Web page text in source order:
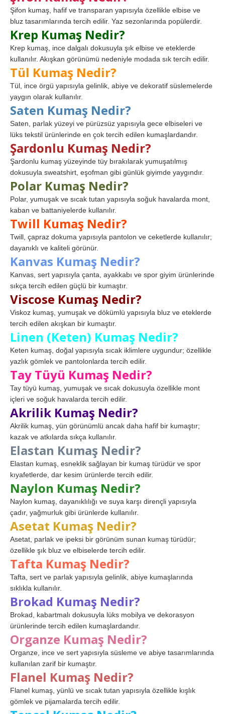
Şifon kumaş, hafif ve transparan yapısıyla özellikle elbise ve
bluz tasarımlarında tercih edilir. Yaz sezonlarında popülerdir.
Krep Kumaş Nedir?
Krep kumaş, ince dalgalı dokusuyla şık elbise ve eteklerde
kullanılır. Akışkan görünümü nedeniyle modada sık tercih edilir.
Tül Kumaş Nedir?
Tül, ince örgü yapısıyla gelinlik, abiye ve dekoratif süslemelerde
yaygın olarak kullanılır.
Saten Kumaş Nedir?
Saten, parlak yüzeyi ve pürüzsüz yapısıyla gece elbiseleri ve
lüks tekstil ürünlerinde en çok tercih edilen kumaşlardandır.
Şardonlu Kumaş Nedir?
Şardonlu kumaş yüzeyinde tüy bırakılarak yumuşatılmış
dokusuyla sweatshirt, eşofman gibi günlük giyimde yaygındır.
Polar Kumaş Nedir?
Polar, yumuşak ve sıcak tutan yapısıyla soğuk havalarda mont,
kaban ve battaniyelerde kullanılır.
Twill Kumaş Nedir?
Twill, çapraz dokuma yapısıyla pantolon ve ceketlerde kullanılır;
dayanıklı ve kaliteli görünür.
Kanvas Kumaş Nedir?
Kanvas, sert yapısıyla çanta, ayakkabı ve spor giyim ürünlerinde
sıkça tercih edilen güçlü bir kumaştır.
Viscose Kumaş Nedir?
Viskoz kumaş, yumuşak ve dökümlü yapısıyla bluz ve eteklerde
tercih edilen akışkan bir kumaştır.
Linen (Keten) Kumaş Nedir?
Keten kumaş, doğal yapısıyla sıcak iklimlere uygundur; özellikle
yazlık gömlek ve pantolonlarda tercih edilir.
Tay Tüyü Kumaş Nedir?
Tay tüyü kumaş, yumuşak ve sıcak dokusuyla özellikle mont
içleri ve soğuk havalarda tercih edilir.
Akrilik Kumaş Nedir?
Akrilik kumaş, yün görünümlü ancak daha hafif bir kumaştır;
kazak ve atkılarda sıkça kullanılır.
Elastan Kumaş Nedir?
Elastan kumaş, esneklik sağlayan bir kumaş türüdür ve spor
kıyafetlerde, dar kesim ürünlerde tercih edilir.
Naylon Kumaş Nedir?
Naylon kumaş, dayanıklılığı ve suya karşı dirençli yapısıyla
çadır, yağmurluk gibi ürünlerde kullanılır.
Asetat Kumaş Nedir?
Asetat, parlak ve ipeksi bir görünüm sunan kumaş türüdür;
özellikle şık bluz ve elbiselerde tercih edilir.
Tafta Kumaş Nedir?
Tafta, sert ve parlak yapısıyla gelinlik, abiye kumaşlarında
sıklıkla kullanılır.
Brokad Kumaş Nedir?
Brokad, kabartmalı dokusuyla lüks mobilya ve dekorasyon
ürünlerinde tercih edilen kumaşlardandır.
Organze Kumaş Nedir?
Organze, ince ve sert yapısıyla süsleme ve abiye tasarımlarında
kullanılan zarif bir kumaştır.
Flanel Kumaş Nedir?
Flanel kumaş, yünlü ve sıcak tutan yapısıyla özellikle kışlık
gömlek ve pijamalarda tercih edilir.